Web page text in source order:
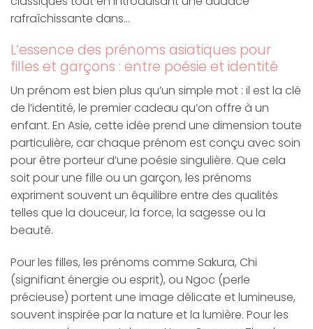
rafraîchissante dans…
L’essence des prénoms asiatiques pour
filles et garçons : entre poésie et identité
Un prénom est bien plus qu’un simple mot : il est la clé
de l’identité, le premier cadeau qu’on offre à un
enfant. En Asie, cette idée prend une dimension toute
particulière, car chaque prénom est conçu avec soin
pour être porteur d’une poésie singulière. Que cela
soit pour une fille ou un garçon, les prénoms
expriment souvent un équilibre entre des qualités
telles que la douceur, la force, la sagesse ou la
beauté.
Pour les filles, les prénoms comme Sakura, Chi
(signifiant énergie ou esprit), ou Ngoc (perle
précieuse) portent une image délicate et lumineuse,
souvent inspirée par la nature et la lumière. Pour les